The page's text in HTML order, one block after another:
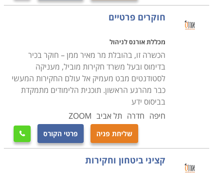
עיסוק זה הוא מתגמל הן מבחינה מקצועית והן מבחינה
אישית, שכן שום יום בעבודה אינו זהה לקודמו ושום עבודה
שהחוקר לוקח על עצמו אינה זהה לקודמתה. שנית, עבודת
החוקר היא אתגרית ומשלבת ידע טכנולוגי, ידע בפסיכולוגיה
ובשיטות ואמצעי מעקב וחקירה. יכולתו של החוקר לקחת על
עצמו משימת חקירה ומעקב, ולהשלימה בהצלחה תוך
השגת כל המידע הנדרש ללקוח, ומבלי להשאיר סימנים,
עורר את חשדו של הנחקר או הנעקב, היא
המשלבת כשרון טבעי וידע רב, ידע הנלמד במסגרת קורס
למי מיועד קורס חוקרים פרטיים
הקורס מיועד לכל אדם המתעניין בתחום. בין שמדובר
חוקרים פרטיים
מכללת אורנס לניהול
הכשרה זו, בהובלת מר מאיר ממן – חוקר בכיר
בדימוס ובעל משרד חקירות מוביל, מעניקה
לסטודנטים מבט מעמיק אל עולם החקירות המעשי
כבר מהרגע הראשון. תוכנית הלימודים מתמקדת
בביסוס ידע
חיפה חדרה תל אביב ZOOM
שליחת פניה פרטי הקורס 
קציני ביטחון וחקירות